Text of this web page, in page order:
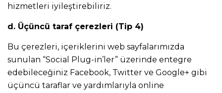
hizmetleri iyileştirebiliriz.
d. Üçüncü taraf çerezleri (Tip 4)
Bu çerezleri, içeriklerini web sayfalarımızda
sunulan “Social Plug-in’ler” üzerinde entegre
edebileceğiniz Facebook, Twitter ve Google+ gibi
üçüncü taraflar ve yardımlarıyla online